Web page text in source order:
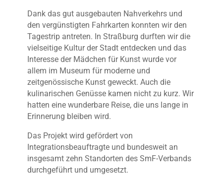
Dank das gut ausgebauten Nahverkehrs und
den vergünstigten Fahrkarten konnten wir den
Tagestrip antreten. In Straßburg durften wir die
vielseitige Kultur der Stadt entdecken und das
Interesse der Mädchen für Kunst wurde vor
allem im Museum für moderne und
zeitgenössische Kunst geweckt. Auch die
kulinarischen Genüsse kamen nicht zu kurz. Wir
hatten eine wunderbare Reise, die uns lange in
Erinnerung bleiben wird.
Das Projekt wird gefördert von
Integrationsbeauftragte und bundesweit an
insgesamt zehn Standorten des SmF-Verbands
durchgeführt und umgesetzt.